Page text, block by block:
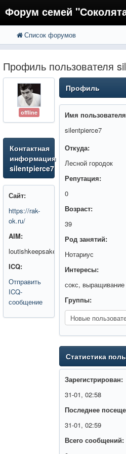
Форум семей
FAQ
Регистрация
Вход
Список форумов
Профиль пользователя
offline
Контактная
информация
silentpierce7
Сайт:
https://rak-
ok.ru/
AIM:
loutishkeepsake
ICQ:
Отправить
ICQ-
сообщение
Профиль
Имя
silentpierce7
Откуда:
Лесной городок
Репутация:
0
Возраст:
39
Род занятий:
Нотариус
Интересы:
сокс,
Группы:
Статистика
Зарегистрирован:
31-01, 02:58
Последнее
31-01, 02:59
Всего сообщений: